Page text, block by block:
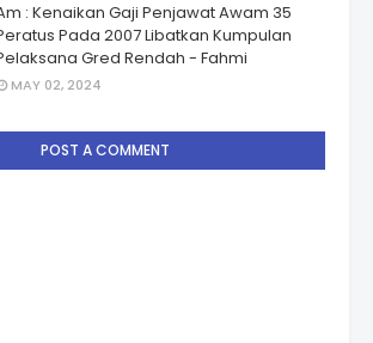
: Kenaikan Gaji Penjawat Awam 35
Pada 2007 Libatkan Kumpulan
Gred Rendah - Fahmi
MAY 02, 2024
POST A COMMENT